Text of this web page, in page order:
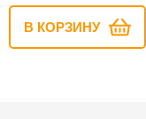
В КОРЗИНУ